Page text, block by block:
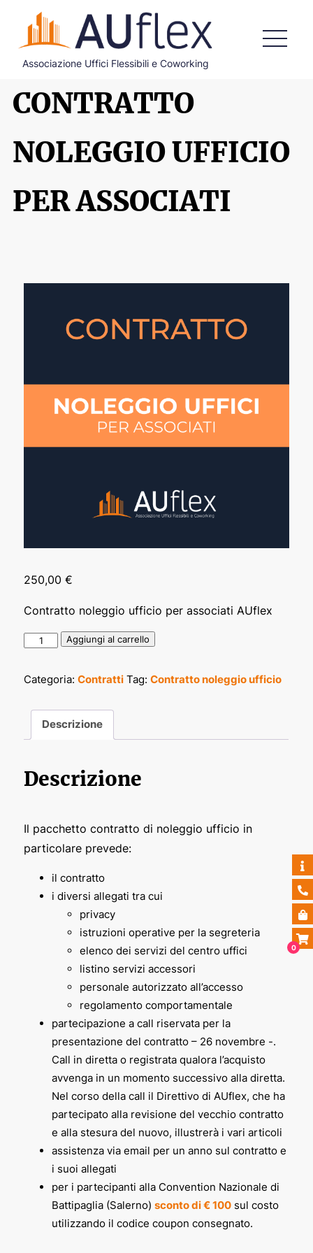
Associazione Uffici Flessibili e Coworking
CHI SIAMO
COSA FACCIAMO
ADERISCI
0
CONTRATTO
NOLEGGIO UFFICIO
PER ASSOCIATI
250,00€
Contratto noleggio ufficio per associati AUflex
Contratto
ufficio
associati
quantità
Aggiungi al carrello
Categoria:Contratti Tag:Contratto noleggio ufficio
Descrizione
Descrizione
Il pacchetto contratto di noleggio ufficio in
particolare prevede:
il contratto
i diversi allegati tra cui
privacy
istruzioni operative per la segreteria
elenco dei servizi del centro uffici
listino servizi accessori
personale autorizzato all’accesso
regolamento comportamentale
partecipazione a call riservata per la
presentazione del contratto – 26 novembre -.
Call in diretta o registrata qualora l’acquisto
avvenga in un momento successivo alla diretta.
Nel corso della call il Direttivo di AUflex, che ha
partecipato alla revisione del vecchio contratto
e alla stesura del nuovo, illustrerà i vari articoli
assistenza via email per un anno sul contratto e
i suoi allegati
per i partecipanti alla Convention Nazionale di
Battipaglia (Salerno)sconto di € 100 sul costo
utilizzando il codice coupon consegnato.